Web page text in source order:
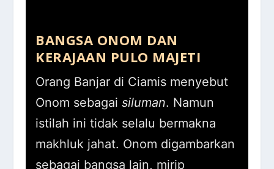
BANGSA ONOM DAN
KERAJAAN PULO MAJETI
Orang Banjar di Ciamis menyebut
Onom sebagaisiluman. Namun
istilah ini tidak selalu bermakna
makhluk jahat. Onom digambarkan
sebagai bangsa lain, mirip